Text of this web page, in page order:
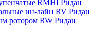
RMHI Ридан
ин-лайн RV Ридан
ротором RW Ридан